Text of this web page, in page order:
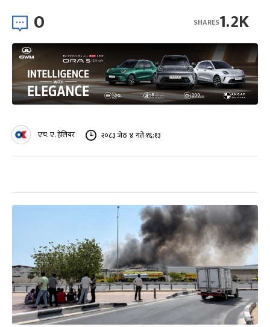
0 1.2K
SHARES
एच. ए. हेलियर २०८३ जेठ ४ गते १६:१३